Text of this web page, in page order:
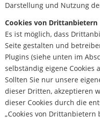
Darstellung und Nutzung
Cookies von Drittanbietern
Es ist möglich, dass
Seite gestalten und
Plugins (siehe unten im
selbständig eigene Cookies
Sollten Sie nur unsere
dieser Dritten, akzeptieren
dieser Cookies durch die
„Cookies von Drittanbietern